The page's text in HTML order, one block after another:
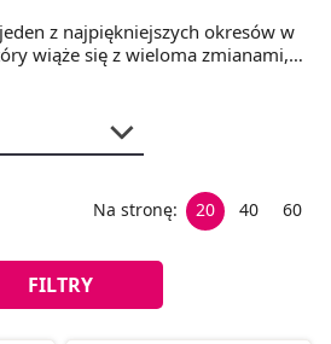
z najpiękniejszych okresów w
wiąże się z wieloma zmianami,
sylwetki. Poza tym, że może
linie określane mianem
im przeciwdziałać, w tej kategorii
w postaci olejków
korygujących oraz żeli
Na stronę: 20 40 60
FILTRY